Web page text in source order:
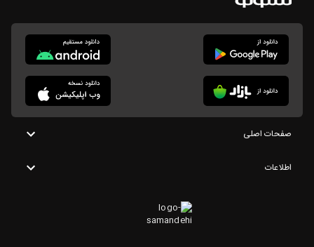
صفحات اصلی
اطلاعات